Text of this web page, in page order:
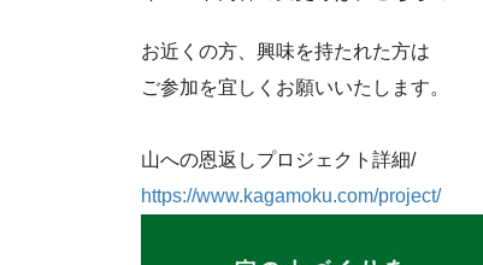
お近くの方、興味を持たれた方は
ご参加を宜しくお願いいたします。
山への恩返しプロジェクト詳細/
https://www.kagamoku.com/project/